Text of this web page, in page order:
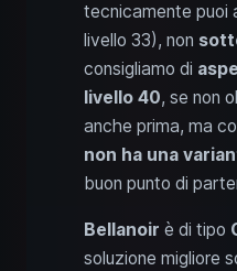
tecnicamente puoi
livello 33), non
consigliamo di
livello 40, se non
anche prima, ma
non ha una
buon punto di
Bellanoir è di tipo
soluzione migliore